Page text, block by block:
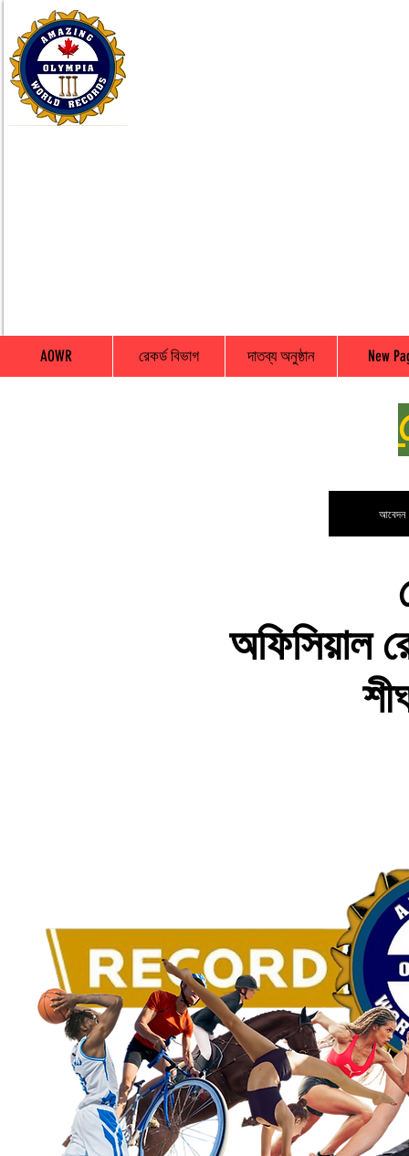
AOWR রেকর্ড বিভাগ দাতব্য অনুষ্ঠান New
আবেদন
অফিসিয়াল